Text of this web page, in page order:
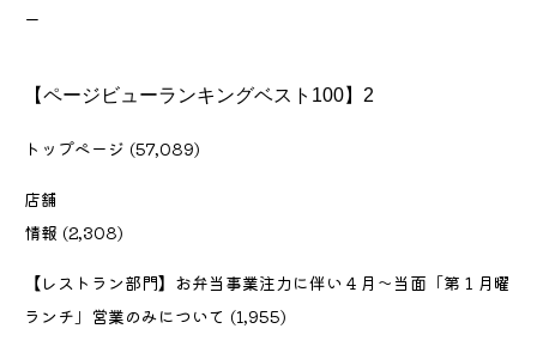
ー
【ページビューランキングベスト100】2
トップページ (57,089)
店舗
情報 (2,308)
【レストラン部門】お弁当事業注力に伴い４月〜当面「第１月曜
ランチ」営業のみについて (1,955)